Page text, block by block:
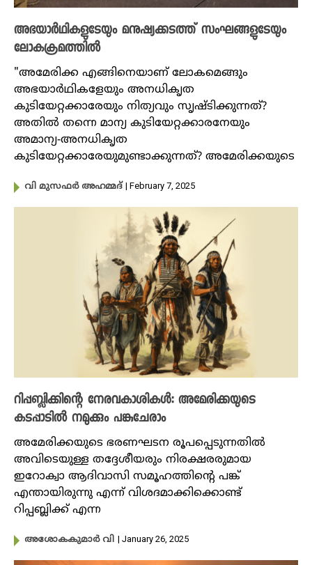
അഭയാർഥികളുടേയും മനുഷ്യക്കടത്ത് സംഘങ്ങളുടേയും
ലോകക്രമത്തിൽ
"അമേരിക്ക എങ്ങിനെയാണ് ലോകമെങ്ങും
അഭയാർഥികളേയും അനധികൃത
കുടിയേറ്റക്കാരേയും നിത്യവും സൃഷ്ടിക്കുന്നത്?
അതിൽ തന്നെ മാന്യ കുടിയേറ്റക്കാരനേയും
അമാന്യ-അനധികൃത
കുടിയേറ്റക്കാരേയുമുണ്ടാക്കുന്നത്? അമേരിക്കയുടെ
വി മുസഫർ അഹമ്മദ് | February 7, 2025
റിപ്പബ്ലിക്കിന്റെ നേരവകാശികൾ: അമേരിക്കയുടെ
കടപ്പാടിൽ നമുക്കും പങ്കുചേരാം
അമേരിക്കയുടെ ഭരണഘടന രൂപപ്പെടുന്നതിൽ
അവിടെയുള്ള തദ്ദേശീയരും നിരക്ഷരരുമായ
ഇറോക്വാ ആദിവാസി സമൂഹത്തിന്റെ പങ്ക്
എന്തായിരുന്നു എന്ന് വിശദമാക്കിക്കൊണ്ട്
റിപ്പബ്ലിക്ക് എന്ന
അശോകകുമാർ വി | January 26, 2025